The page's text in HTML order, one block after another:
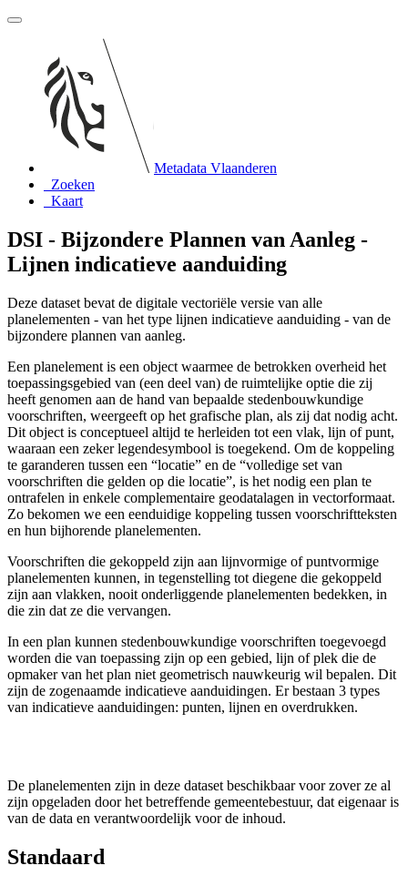
Metadata Vlaanderen
Zoeken
Kaart
DSI - Bijzondere Plannen van Aanleg -
Lijnen indicatieve aanduiding
Deze dataset bevat de digitale vectoriële versie van alle
planelementen - van het type lijnen indicatieve aanduiding - van de
bijzondere plannen van aanleg.
Een planelement is een object waarmee de betrokken overheid het
toepassingsgebied van (een deel van) de ruimtelijke optie die zij
heeft genomen aan de hand van bepaalde stedenbouwkundige
voorschriften, weergeeft op het grafische plan, als zij dat nodig acht.
Dit object is conceptueel altijd te herleiden tot een vlak, lijn of punt,
waaraan een zeker legendesymbool is toegekend. Om de koppeling
te garanderen tussen een “locatie” en de “volledige set van
voorschriften die gelden op die locatie”, is het nodig een plan te
ontrafelen in enkele complementaire geodatalagen in vectorformaat.
Zo bekomen we een eenduidige koppeling tussen voorschriftteksten
en hun bijhorende planelementen.
Voorschriften die gekoppeld zijn aan lijnvormige of puntvormige
planelementen kunnen, in tegenstelling tot diegene die gekoppeld
zijn aan vlakken, nooit onderliggende planelementen bedekken, in
die zin dat ze die vervangen.
In een plan kunnen stedenbouwkundige voorschriften toegevoegd
worden die van toepassing zijn op een gebied, lijn of plek die de
opmaker van het plan niet geometrisch nauwkeurig wil bepalen. Dit
zijn de zogenaamde indicatieve aanduidingen. Er bestaan 3 types
van indicatieve aanduidingen: punten, lijnen en overdrukken.
De planelementen zijn in deze dataset beschikbaar voor zover ze al
zijn opgeladen door het betreffende gemeentebestuur, dat eigenaar is
van de data en verantwoordelijk voor de inhoud.
Standaard